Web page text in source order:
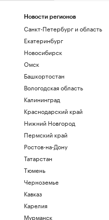
Новости регионов
Санкт-Петербург и область
Екатеринбург
Новосибирск
Омск
Башкортостан
Вологодская область
Калининград
Краснодарский край
Нижний Новгород
Пермский край
Ростов-на-Дону
Татарстан
Тюмень
Черноземье
Кавказ
Карелия
Мурманск